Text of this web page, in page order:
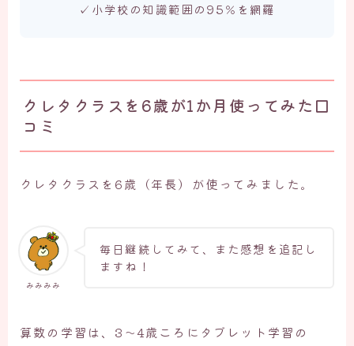
✓小学校の知識範囲の95％を網羅
クレタクラスを6歳が1か月使ってみた口
コミ
クレタクラスを6歳（年長）が使ってみました。
みみみみ
毎日継続してみて、また感想を追記し
ますね！
算数の学習は、3～4歳ころにタブレット学習の